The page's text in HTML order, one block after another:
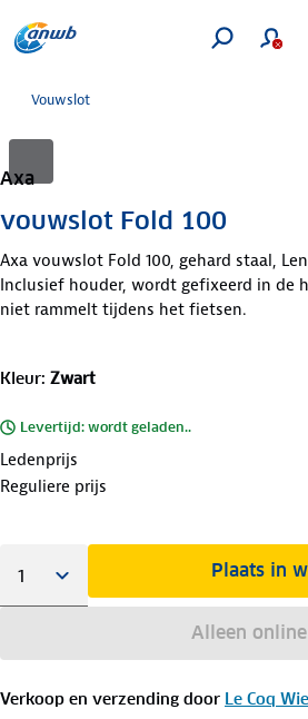
Vouwslot
Axa
vouwslot Fold 100
Axa vouwslot Fold 100, gehard staal,
Inclusief houder, wordt gefixeerd in de
niet rammelt tijdens het fietsen.
Kleur: Zwart
Levertijd: wordt geladen..
Ledenprijs
Reguliere prijs
Plaats in
Alleen online
Verkoop en verzending door Le Coq